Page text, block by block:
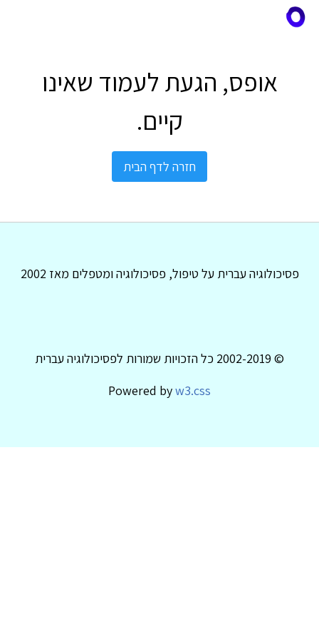
אופס, הגעת לעמוד שאינו
קיים.
חזרה לדף הבית
פסיכולוגיה עברית על טיפול, פסיכולוגיה ומטפלים מאז 2002
© 2002-2019 כל הזכויות שמורות לפסיכולוגיה עברית
Powered byw3.css